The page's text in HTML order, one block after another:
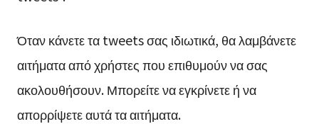
Όταν κάνετε τα tweets σας ιδιωτικά, θα λαμβάνετε
αιτήματα από χρήστες που επιθυμούν να σας
ακολουθήσουν. Μπορείτε να εγκρίνετε ή να
απορρίψετε αυτά τα αιτήματα.